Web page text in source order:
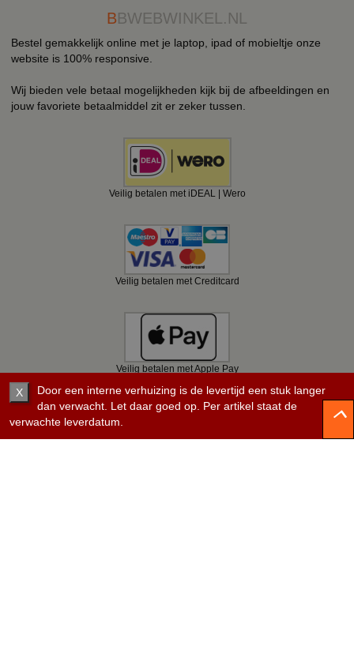
BBWEBWINKEL.NL
Bestel gemakkelijk online met je laptop, ipad of mobieltje onze
website is 100% responsive.
Wij bieden vele betaal mogelijkheden kijk bij de afbeeldingen en
jouw favoriete betaalmiddel zit er zeker tussen.
Veilig betalen met iDEAL | Wero
Veilig betalen met Creditcard
Veilig betalen met Apple Pay
X
Door een interne verhuizing is de levertijd een stuk langer
dan verwacht. Let daar goed op. Per artikel staat de
verwachte leverdatum.